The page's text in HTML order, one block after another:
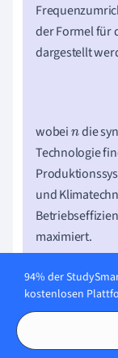
der Formel für
dargestellt
wobein die
Technologie
und
maximiert.
Maschinen;
94% der
kostenlosen